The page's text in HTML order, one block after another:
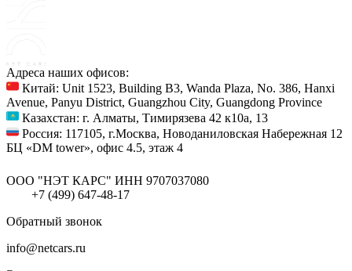
Адреса наших офисов:
Китай: Unit 1523, Building B3, Wanda Plaza, No. 386, Hanxi
Avenue, Panyu District, Guangzhou City, Guangdong Province
Казахстан: г. Алматы, Тимирязева 42 к10а, 13
Россия: 117105, г.Москва, Новоданиловская Набережная 12
БЦ «DM tower», офис 4.5, этаж 4
ООО "НЭТ КАРС" ИНН 9707037080
+7 (499) 647-48-17
Обратный звонок
info@netcars.ru